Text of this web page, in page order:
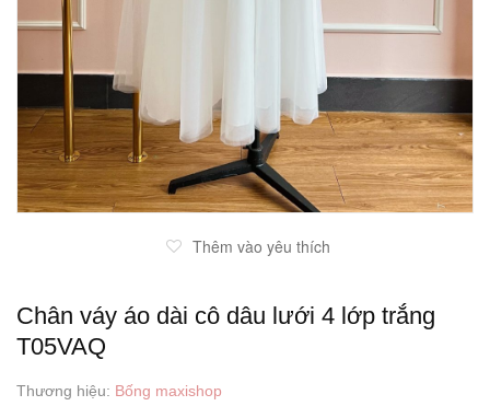
Thêm vào yêu thích
Chân váy áo dài cô dâu lưới 4 lớp trắng
T05VAQ
Thương hiệu: Bống maxishop